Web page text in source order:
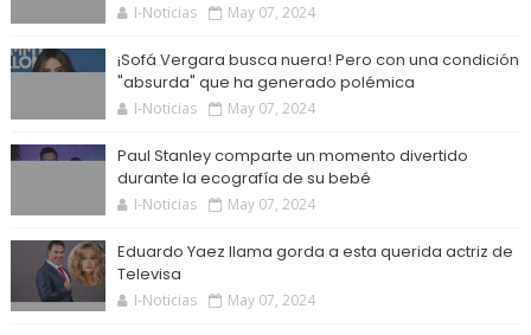
I-Noticias May 07, 2024
¡Sofá Vergara busca nuera! Pero con una condición
"absurda" que ha generado polémica
I-Noticias May 07, 2024
Paul Stanley comparte un momento divertido
durante la ecografía de su bebé
I-Noticias May 07, 2024
Eduardo Yaez llama gorda a esta querida actriz de
Televisa
I-Noticias May 07, 2024